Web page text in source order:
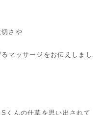
さや
マッサージをお伝えしまし
くんの仕草を思い出されて